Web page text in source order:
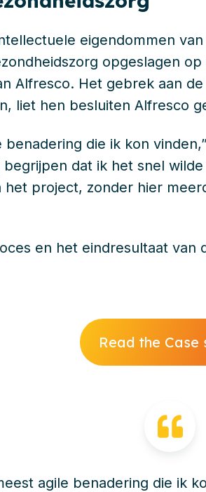
eigendommen
opgeslagen
Alfresco. Het gebrek aan
liet hen besluiten Alfresco
benadering die ik kon
dat ik het snel
project, zonder hier
en het eindresultaat van
Read the Case
agile benadering die ik